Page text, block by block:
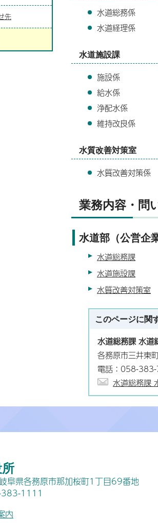
水道総務係
水道経理係
水道施設課
施設係
給水係
浄配水係
維持改良係
水質改善対策室
水質改善対策係
業務内容・問
水道部（公営企
水道総務課
水道施設課
水質改善対策室
このページに関
水道総務課 水道
各務原市三井東
電話：058-
水道総務課
先
県各務原市那加桜町1丁目69番地
383-1111
内